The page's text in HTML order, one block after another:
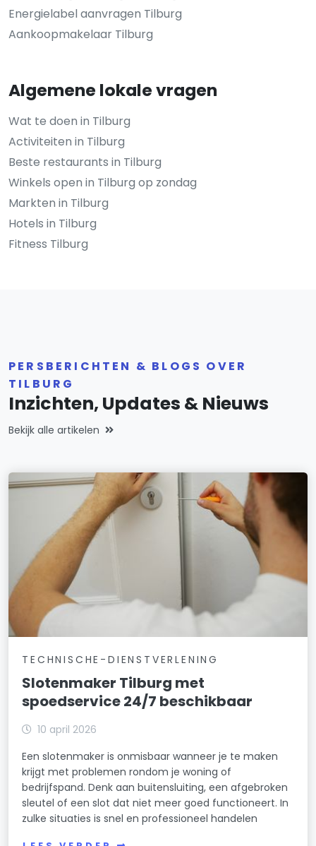
Energielabel aanvragen Tilburg
Aankoopmakelaar Tilburg
Algemene lokale vragen
Wat te doen in Tilburg
Activiteiten in Tilburg
Beste restaurants in Tilburg
Winkels open in Tilburg op zondag
Markten in Tilburg
Hotels in Tilburg
Fitness Tilburg
PERSBERICHTEN & BLOGS OVER
TILBURG
Inzichten, Updates & Nieuws
Bekijk alle artikelen
TECHNISCHE-DIENSTVERLENING
Slotenmaker Tilburg met
spoedservice 24/7 beschikbaar
10 april 2026
Een slotenmaker is onmisbaar wanneer je te maken
krijgt met problemen rondom je woning of
bedrijfspand. Denk aan buitensluiting, een afgebroken
sleutel of een slot dat niet meer goed functioneert. In
zulke situaties is snel en professioneel handelen